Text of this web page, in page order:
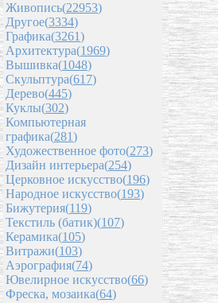
Живопись(22953)
Другое(3334)
Графика(3261)
Архитектура(1969)
Вышивка(1048)
Скульптура(617)
Дерево(445)
Куклы(302)
Компьютерная
графика(281)
Художественное фото(273)
Дизайн интерьера(254)
Церковное искусство(196)
Народное искусство(193)
Бижутерия(119)
Текстиль (батик)(107)
Керамика(105)
Витражи(103)
Аэрография(74)
Ювелирное искусство(66)
Фреска, мозаика(64)